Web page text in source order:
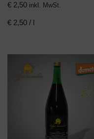
€ 2,50 inkl. MwSt.
€ 2,50 / l